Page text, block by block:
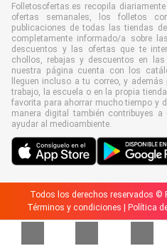
Folletosofertas.es recopila
ofertas semanales, los folletos
publicaciones de todas las tiendas
completamente informado/a sobre
descuentos y las ofertas que te
chollos, rebajas y descuentos en
nuestra página cuenta con los
lleguen incluso a tu correo, y
trabajo, la escuela o en la propia
favorita para ahorrar mucho tiempo y
manera digital también contribuyes
ayudar al medioambiente.
Todos los derechos reservados ©
Términos y condiciones
Política